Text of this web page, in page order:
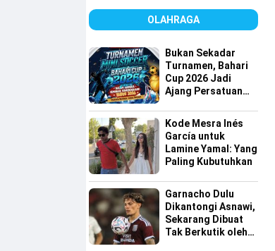
OLAHRAGA
Bukan Sekadar
Turnamen, Bahari
Cup 2026 Jadi
Ajang Persatuan
Sinjai
Kode Mesra Inés
García untuk
Lamine Yamal: Yang
Paling Kubutuhkan
Garnacho Dulu
Dikantongi Asnawi,
Sekarang Dibuat
Tak Berkutik oleh